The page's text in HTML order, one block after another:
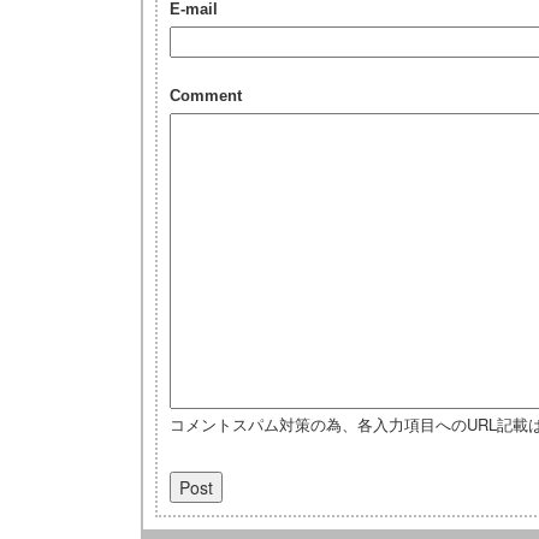
E-mail
Comment
コメントスパム対策の為、各入力項目へのURL記載